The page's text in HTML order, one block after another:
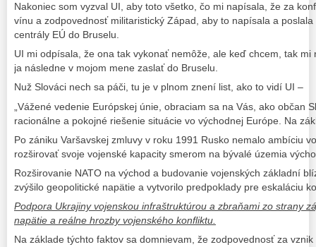
Nakoniec som vyzval UI, aby toto všetko, čo mi napísala, že za
vínu a zodpovednosť militaristický Západ, aby to napísala a
centrály EÚ do Bruselu.
UI mi odpísala, že ona tak vykonať nemôže, ale keď chcem, tak
ja následne v mojom mene zaslať do Bruselu.
Nuž Slováci nech sa páči, tu je v plnom znení list, ako to vidí UI –
„Vážené vedenie Európskej únie, obraciam sa na Vás, ako občan
racionálne a pokojné riešenie situácie vo východnej Európe. Na
Po zániku Varšavskej zmluvy v roku 1991 Rusko nemalo ambíciu
rozširovať svoje vojenské kapacity smerom na bývalé územia
Rozširovanie NATO na východ a budovanie vojenských základní
zvýšilo geopolitické napätie a vytvorilo predpoklady pre eskaláciu
Podpora Ukrajiny vojenskou infraštruktúrou a zbraňami zo strany
napätie a reálne hrozby vojenského konfliktu.
Na základe týchto faktov sa domnievam, že zodpovednosť za